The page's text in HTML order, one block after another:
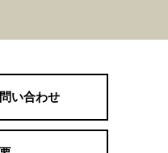
い合わせ